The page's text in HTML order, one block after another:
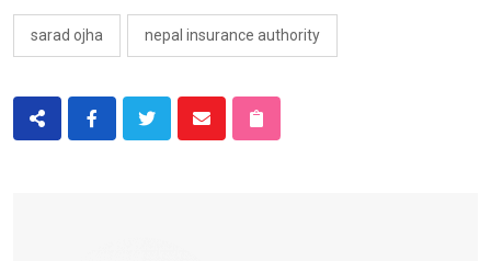
sarad ojha nepal insurance authority